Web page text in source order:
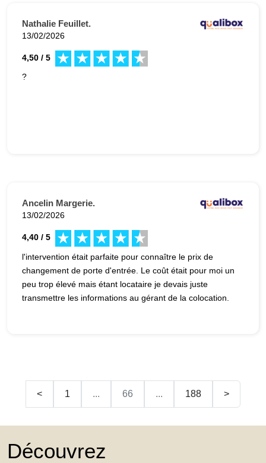
Nathalie Feuillet.
13/02/2026
4,50 / 5
?
Ancelin Margerie.
13/02/2026
4,40 / 5
l'intervention était parfaite pour connaître le prix de
changement de porte d'entrée. Le coût était pour moi un
peu trop élevé mais étant locataire je devais juste
transmettre les informations au gérant de la colocation.
< 1 ... 66 ... 188 >
Découvrez